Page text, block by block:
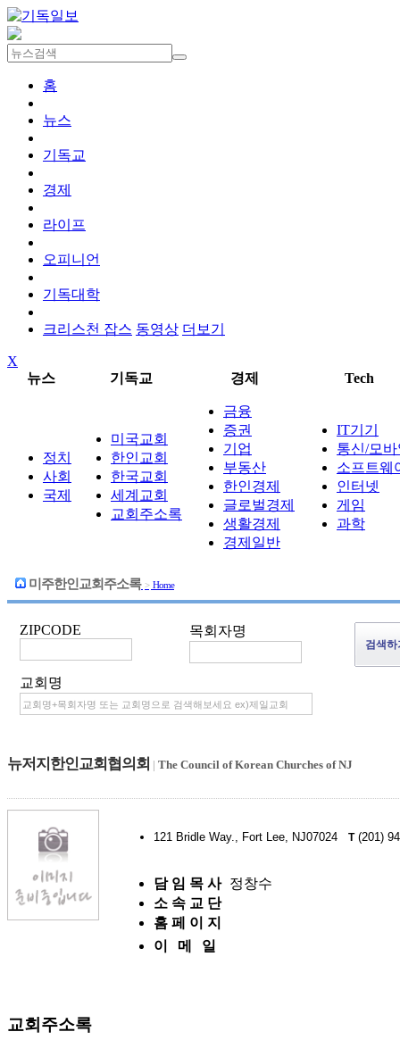
홈
뉴스
기독교
경제
라이프
오피니언
기독대학
크리스천 잡스 동영상 더보기
X
뉴스
기독교 경제 Tech
정치
사회
국제
미국교회
한인교회
한국교회
세계교회
교회주소록
금융
증권
기업
부동산
한인경제
글로벌경제
생활경제
경제일반
IT기기
통신/모
소프트웨
인터넷
게임
과학
미주한인교회주소록 > Home
ZIPCODE 목회자명
교회명
뉴저지한인교회협의회 | The Council of Korean Churches of NJ
121 Bridle Way., Fort Lee, NJ07024 T(201)
담 임 목 사 정창수
소 속 교 단
홈 페 이 지
이 메 일
교회주소록